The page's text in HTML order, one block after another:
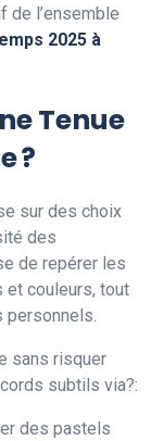
de l’ensemble
2025 à
Tenue
?
sur des choix
des
de repérer les
et couleurs, tout
personnels.
sans risquer
subtils via?:
des pastels